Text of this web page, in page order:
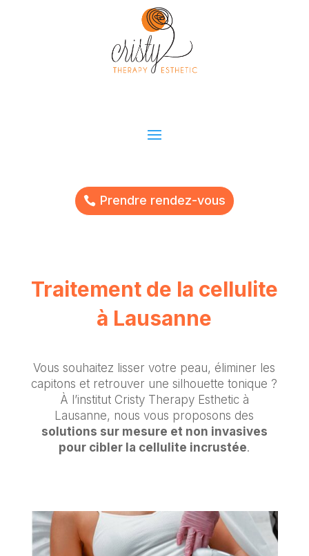
Prendre rendez-vous
Traitement de la cellulite
à Lausanne
Vous souhaitez lisser votre peau, éliminer les
capitons et retrouver une silhouette tonique ?
À l’institut Cristy Therapy Esthetic à
Lausanne, nous vous proposons des
solutions sur mesure et non invasives
pour cibler la cellulite incrustée.